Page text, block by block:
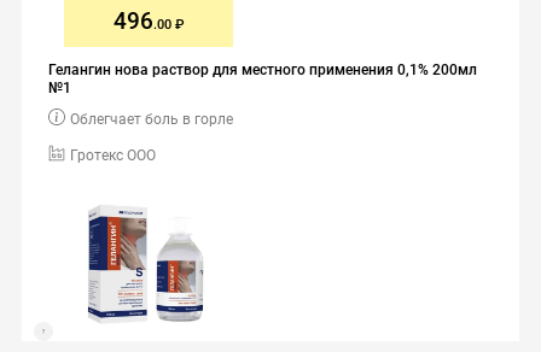
Гелангин нова раствор для местного применения 0,1% 200мл
№1
Гротекс ООО
Облегчает боль в горле
496.00